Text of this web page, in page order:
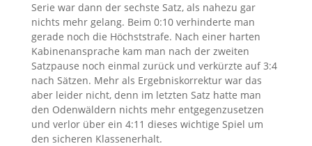
Serie war dann der sechste Satz, als nahezu gar
nichts mehr gelang. Beim 0:10 verhinderte man
gerade noch die Höchststrafe. Nach einer harten
Kabinenansprache kam man nach der zweiten
Satzpause noch einmal zurück und verkürzte auf 3:4
nach Sätzen. Mehr als Ergebniskorrektur war das
aber leider nicht, denn im letzten Satz hatte man
den Odenwäldern nichts mehr entgegenzusetzen
und verlor über ein 4:11 dieses wichtige Spiel um
den sicheren Klassenerhalt.